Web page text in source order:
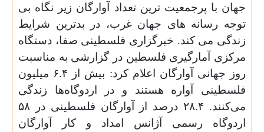
جهان با پرجمعیت ترین تعداد آوارگان زیر نگاه بی
توجه رسانه های جهان غرب، در بدترین شرایط
زندگی می کند. خبرگزاری فلسطینی صفا، دستگاه
مرکزی آمارگیری فلسطین در گزارشی به مناسبت
روز جهانی آوارگان اعلام کرد: بیش از ۶.۴ میلیون
فلسطینی آواره هستند و در اردوگاه‌ها زندگی
می‌کنند. ۲۸.۴ درصد از آوارگان فلسطینی در ۵۸
اردوگاه رسمی آژانس امداد و کار آوارگان